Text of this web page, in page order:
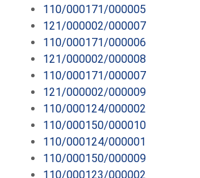
110/000171/000005
121/000002/000007
110/000171/000006
121/000002/000008
110/000171/000007
121/000002/000009
110/000124/000002
110/000150/000010
110/000124/000001
110/000150/000009
110/000123/000002